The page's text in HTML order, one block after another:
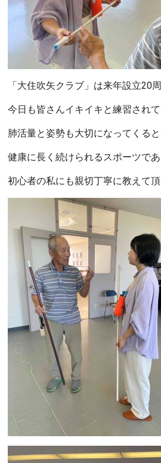
「大住吹矢クラブ」は来年設立20
今日も皆さんイキイキと練習されて
肺活量と姿勢も大切になってくると
健康に長く続けられるスポーツであ
初心者の私にも親切丁寧に教えて頂